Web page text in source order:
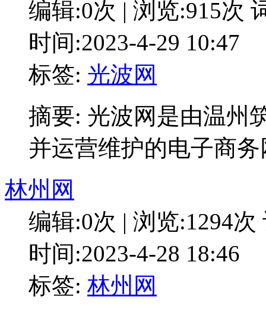
编辑:0次 | 浏览:915次
时间:2023-4-29 10:47
标签: 光波网
摘要: 光波网是由温州
并运营维护的电子商
林州网
编辑:0次 | 浏览:1294次
时间:2023-4-28 18:46
标签: 林州网